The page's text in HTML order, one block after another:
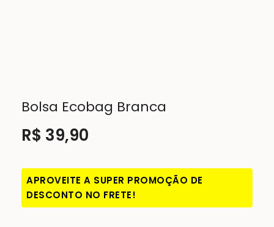
Bolsa Ecobag Branca
R$ 39,90
APROVEITE A SUPER PROMOÇÃO DE
DESCONTO NO FRETE!